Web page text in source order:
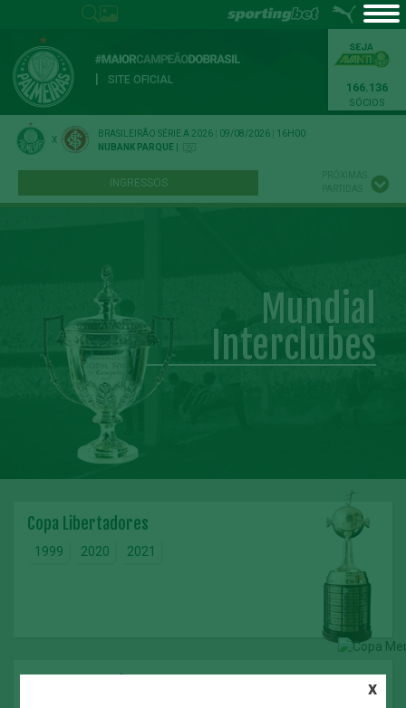
SITE OFICIAL
166.136
SÓCIOS
X
BRASILEIRÃO SÉRIE A 2026 09/08/2026
16H00
NUBANK PARQUE
INGRESSOS
x
Mundial
Interclubes
Copa Libertadores
1999 2020 2021